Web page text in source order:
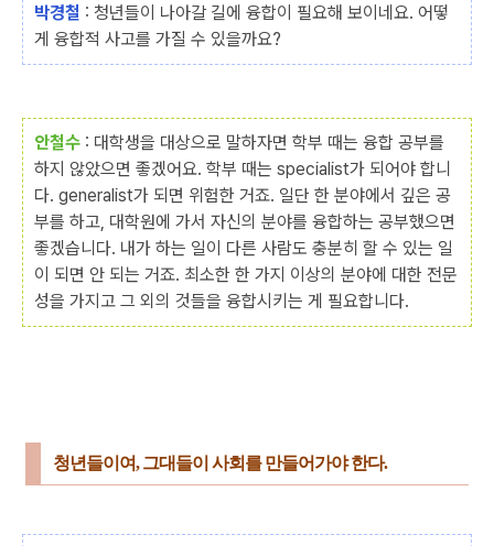
박경철 : 청년들이 나아갈 길에 융합이 필요해 보이네요. 어떻
게 융합적 사고를 가질 수 있을까요?
안철수 : 대학생을 대상으로 말하자면 학부 때는 융합 공부를
하지 않았으면 좋겠어요. 학부 때는 specialist가 되어야 합니
다. generalist가 되면 위험한 거죠. 일단 한 분야에서 깊은 공
부를 하고, 대학원에 가서 자신의 분야를 융합하는 공부했으면
좋겠습니다. 내가 하는 일이 다른 사람도 충분히 할 수 있는 일
이 되면 안 되는 거죠. 최소한 한 가지 이상의 분야에 대한 전문
성을 가지고 그 외의 것들을 융합시키는 게 필요합니다.
청년들이여, 그대들이 사회를 만들어가야 한다.